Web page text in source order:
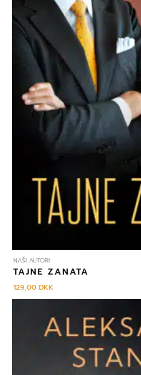
NAŠI AUTORI
TAJNE ZANATA
129,00DKK